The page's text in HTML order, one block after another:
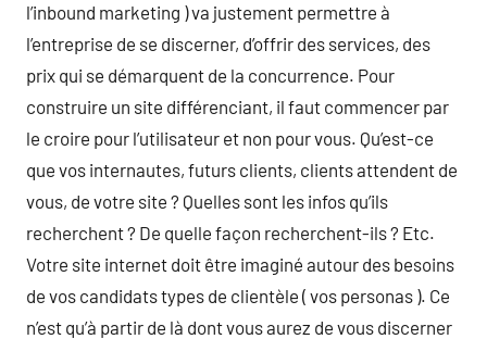
l’inbound marketing ) va justement permettre à
l’entreprise de se discerner, d’offrir des services, des
prix qui se démarquent de la concurrence. Pour
construire un site différenciant, il faut commencer par
le croire pour l’utilisateur et non pour vous. Qu’est-ce
que vos internautes, futurs clients, clients attendent de
vous, de votre site ? Quelles sont les infos qu’ils
recherchent ? De quelle façon recherchent-ils ? Etc.
Votre site internet doit être imaginé autour des besoins
de vos candidats types de clientèle ( vos personas ). Ce
n’est qu’à partir de là dont vous aurez de vous discerner